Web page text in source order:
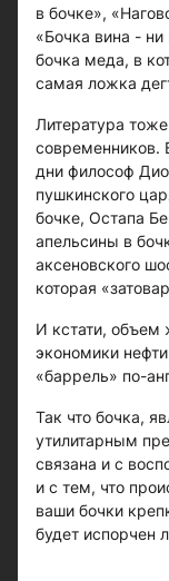
в бочке»,
«Бочка вина - ни
бочка меда, в
самая ложка
Литература
современников.
дни философ
пушкинского
бочке, Остапа
апельсины в
аксеновского
которая
И кстати, объем
экономики
«баррель» по-
Так что бочка,
утилитарным
связана и с
и с тем, что
ваши бочки
будет испорчен